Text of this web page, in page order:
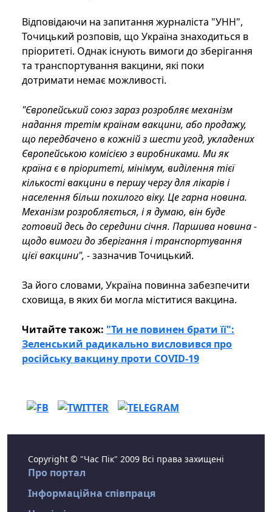
Відповідаючи на запитання журналіста "УНН",
Точицький розповів, що Україна знаходиться в
пріоритеті. Однак існують вимоги до зберігання
та транспортування вакцини, які поки
дотримати немає можливості.
"Європейський союз зараз розробляє механізм
надання третім країнам вакцини, або продажу,
що передбачено в кожній з шести угод, укладених
Європейською комісією з виробниками. Ми як
країна є в пріоритеті, мінімум, виділення тієї
кількості вакцини в першу чергу для лікарів і
населення більш похилого віку. Це гарна новина.
Механізм розробляється, і я думаю, він буде
готовий десь до середини січня. Паршива новина -
щодо вимоги до зберігання і транспортування
цієї вакцини", - зазначив Точицький.
За його словами, Україна повинна забезпечити
сховища, в яких би могла міститися вакцина.
Читайте також: "Ти не повинен брати її":
Зеленський радикально висловився про
російську вакцину проти COVID-19
Copyright © "Час Пік" 2009 Всі права захищені
Про портал
Інформаційна співпраця